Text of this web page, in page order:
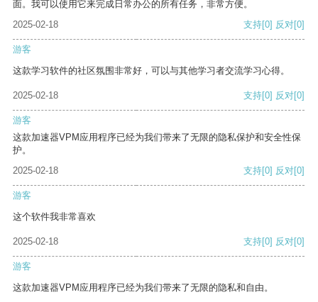
面。我可以使用它来完成日常办公的所有任务，非常方便。
2025-02-18
支持[0] 反对[0]
游客
这款学习软件的社区氛围非常好，可以与其他学习者交流学习心得。
2025-02-18 支持[0] 反对[0]
游客
这款加速器VPM应用程序已经为我们带来了无限的隐私保护和安全性保
护。
2025-02-18
支持[0] 反对[0]
游客
这个软件我非常喜欢
2025-02-18 支持[0] 反对[0]
游客
这款加速器VPM应用程序已经为我们带来了无限的隐私和自由。